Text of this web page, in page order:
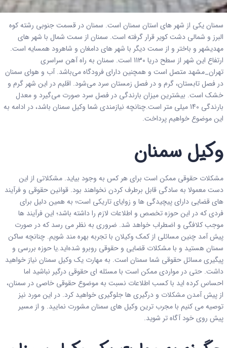
سمنان یکی از شهر های استان سمنان است. سمنان در قسمت جنوبی رشته کوه
البرز و شمالی دشت کویر قرار گرفته است. سمنان از سمت شمال با شهر های
مهدیشهر و باختر و از سمت دیگر با شهر های دامغان و شاهرود همسایه است.
ارتفاع این شهر از سطح دریا 1130 است. سمنان به راه آهن سراسری
تهران_مشهد متصل است و همچنین دارای فرودگاه می‌باشد. آب و هوای سمنان
در فصل تابستان، گرم و در فصل زمستان سرد می‌شود. اقلیم در این شهر گرم و
خشک است. بیشترین میزان بارندگی در فصل سرد صورت می‌گیرد و معدل
بارندگی 140 میلی متر است.چنانچه نیازمندی شما وکیل سمنان باشد، در ادامه به
این موضوع خواهیم پرداخت.
وکیل سمنان
مشکلات حقوقی ممکن است برای هر کس به وجود بیاید. مشکلاتی از این
دست معمولا به سادگی قابل برطرف کردن نخواهند بود. قوانین حقوقی و فرآیند
های قضایی دارای پیچیدگی ها و زوایای تاریکی است؛ به همین دلیل برای
فردی که در این حوزه تخصص و اطلاعات لازم را داشته باشد؛ این فرآیند ها
موجب کلافگی و اضطراب خواهد شد. ضروری به نظر می رسد که در صورت
پیش آمد چنین مسائلی از کمک وکیلان با تجربه بهره مند شویم. چنانچه ساکن
سمنان هستید و با مشکلات قضایی و حقوقی روبرو شده‌اید.یا حوزه بررسی و
پیگیری مسائل حقوقی شما سمنان است. به مهارت یک وکیل سمنان نیاز خواهید
داشت. حتی در مواردی ممکن است با مسئله ای حقوقی درگیر نباشید اما
احساس کرده اید با کسب اطلاعات نسبت به موضوع حقوقی خاصی در سمنان،
از پیش آمدن مشکلات و درگیری ها جلوگیری خواهید کرد. در این مورد نیز
توصیه می کنیم با مجرب ترین وکیل های سمنان مشورت نمایید. و از مسیر
پیش روی خود آگاه تر شوید.